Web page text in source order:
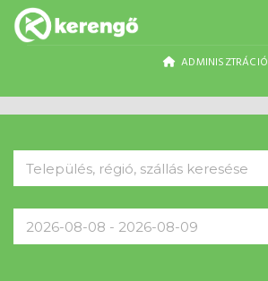
ADMINISZTRÁCIÓ